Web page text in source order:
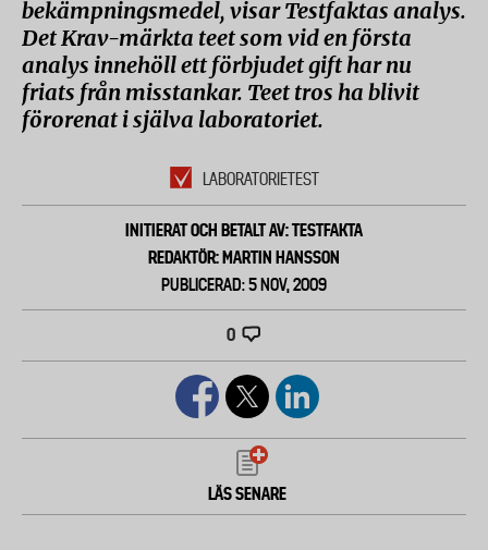
bekämpningsmedel, visar Testfaktas analys.
Det Krav-märkta teet som vid en första
analys innehöll ett förbjudet gift har nu
friats från misstankar. Teet tros ha blivit
förorenat i själva laboratoriet.
LABORATORIETEST
INITIERAT OCH BETALT AV: TESTFAKTA
REDAKTÖR: MARTIN HANSSON
PUBLICERAD: 5 NOV, 2009
0
LÄS SENARE